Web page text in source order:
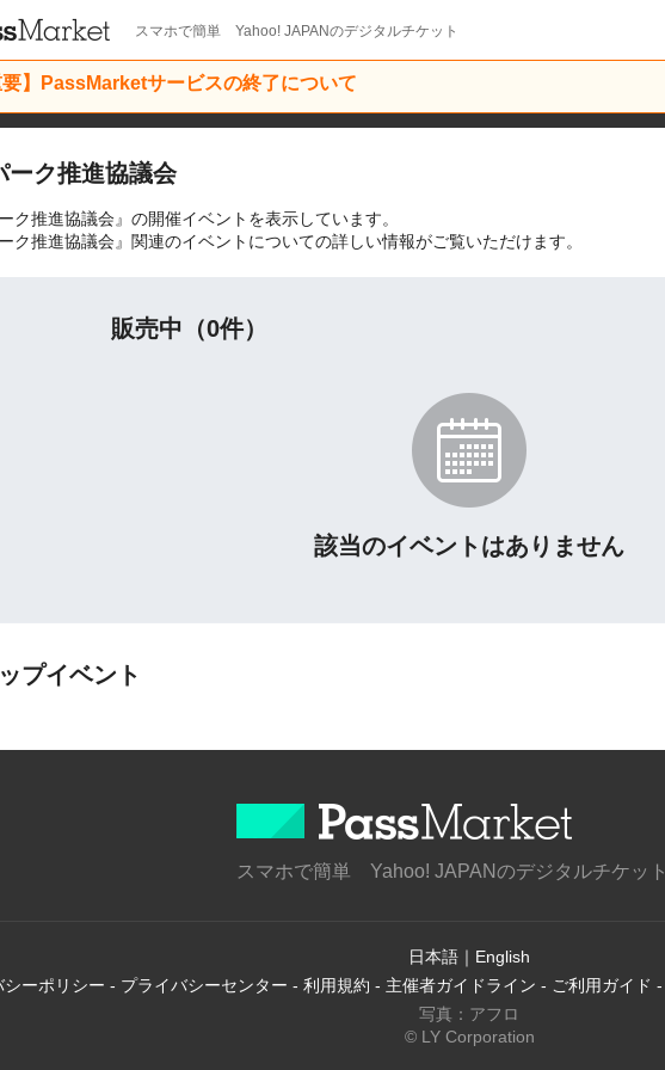
スマホで簡単 Yahoo! JAPANのデジタルチケット
要】PassMarketサービスの終了について
ーク推進協議会
ク推進協議会』の開催イベントを表示しています。
ーク推進協議会』関連のイベントについての詳しい情報がご覧いただけます。
販売中（0件）
該当のイベントはありません
プイベント
スマホで簡単 Yahoo! JAPANのデジタルチケット
日本語 ｜ English
シーポリシー - プライバシーセンター - 利用規約 - 主催者ガイドライン - ご利用ガイド -
写真：アフロ
© LY Corporation